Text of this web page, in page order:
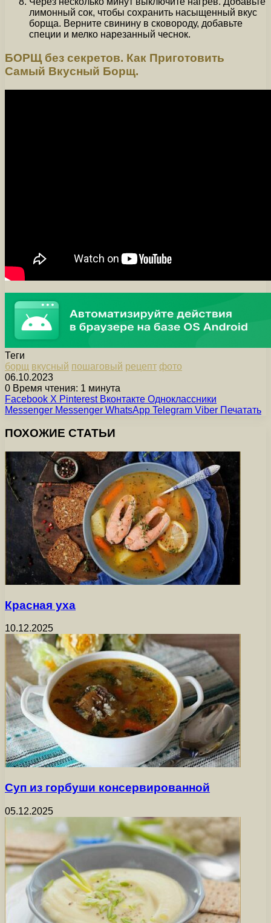
лимонный сок, чтобы сохранить насыщенный вкус
борща. Верните свинину в сковороду, добавьте
специи и мелко нарезанный чеснок.
БОРЩ без секретов. Как Приготовить
Самый Вкусный Борщ.
Теги
борщ вкусный пошаговый рецепт фото
06.10.2023
0 Время чтения: 1 минута
Facebook X Pinterest Вконтакте Одноклассники
Messenger Messenger WhatsApp Telegram Viber Печатать
ПОХОЖИЕ СТАТЬИ
Красная уха
10.12.2025
Суп из горбуши консервированной
05.12.2025